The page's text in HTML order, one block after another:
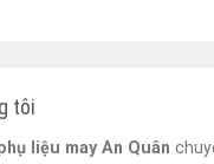
tôi
liệu may An Quân